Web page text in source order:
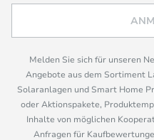
Melden Sie sich für unseren
Angebote aus dem Sortiment
Solaranlagen und Smart Home
oder Aktionspakete,
Inhalte von möglichen
Anfragen für